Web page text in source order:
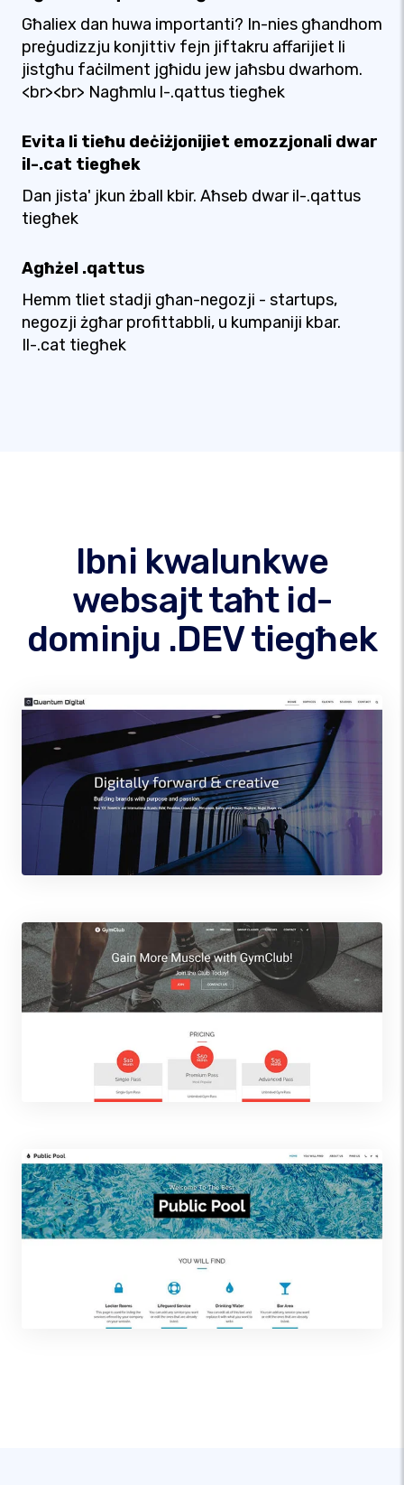
Għaliex dan huwa importanti? In-nies għandhom
preġudizzju konjittiv fejn jiftakru affarijiet li
jistgħu faċilment jgħidu jew jaħsbu dwarhom.
<br><br> Nagħmlu l-.qattus tiegħek
Evita li tieħu deċiżjonijiet emozzjonali dwar
il-.cat tiegħek
Dan jista' jkun żball kbir. Aħseb dwar il-.qattus
tiegħek
Agħżel .qattus
Hemm tliet stadji għan-negozji - startups,
negozji żgħar profittabbli, u kumpaniji kbar.
Il-.cat tiegħek
Ibni kwalunkwe
websajt taħt id-
dominju .DEV tiegħek